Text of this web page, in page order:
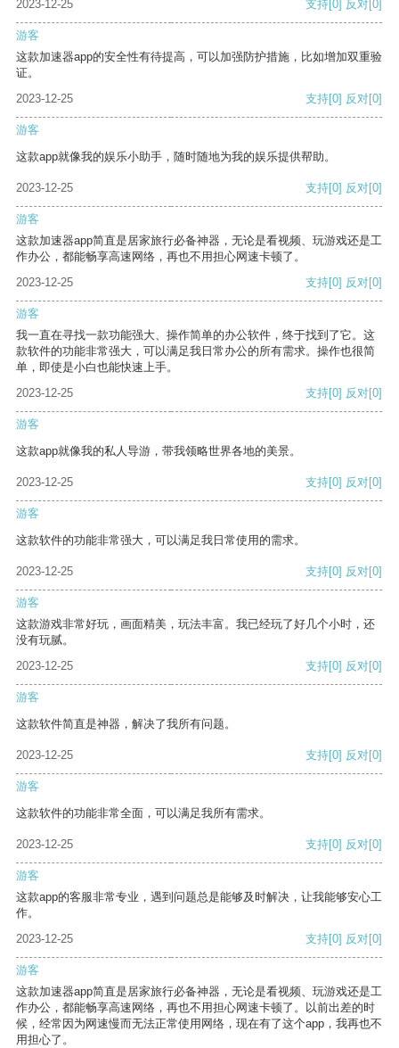
2023-12-25 支持 [0] 反对 [0]
游客
这款加速器app的安全性有待提高，可以加强防护措施，比如增加双重验
证。
2023-12-25
支持[0] 反对[0]
游客
这款app就像我的娱乐小助手，随时随地为我的娱乐提供帮助。
2023-12-25 支持[0] 反对[0]
游客
这款加速器app简直是居家旅行必备神器，无论是看视频、玩游戏还是工
作办公，都能畅享高速网络，再也不用担心网速卡顿了。
2023-12-25
支持[0] 反对[0]
游客
我一直在寻找一款功能强大、操作简单的办公软件，终于找到了它。这
款软件的功能非常强大，可以满足我日常办公的所有需求。操作也很简
单，即使是小白也能快速上手。
2023-12-25
支持[0] 反对[0]
游客
这款app就像我的私人导游，带我领略世界各地的美景。
2023-12-25 支持[0] 反对[0]
游客
这款软件的功能非常强大，可以满足我日常使用的需求。
2023-12-25 支持[0] 反对[0]
游客
这款游戏非常好玩，画面精美，玩法丰富。我已经玩了好几个小时，还
没有玩腻。
2023-12-25
支持[0] 反对[0]
游客
这款软件简直是神器，解决了我所有问题。
2023-12-25 支持[0] 反对[0]
游客
这款软件的功能非常全面，可以满足我所有需求。
2023-12-25 支持[0] 反对[0]
游客
这款app的客服非常专业，遇到问题总是能够及时解决，让我能够安心工
作。
2023-12-25
支持[0] 反对[0]
游客
这款加速器app简直是居家旅行必备神器，无论是看视频、玩游戏还是工
作办公，都能畅享高速网络，再也不用担心网速卡顿了。以前出差的时
候，经常因为网速慢而无法正常使用网络，现在有了这个app，我再也不
用担心了。